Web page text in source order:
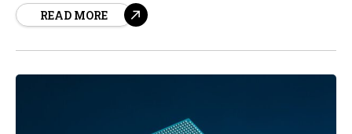
una nueva familia de combustibles que promete
cohetes, se basan en...
READ MORE